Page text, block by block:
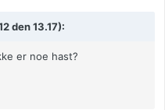
den 13.17):
er noe hast?